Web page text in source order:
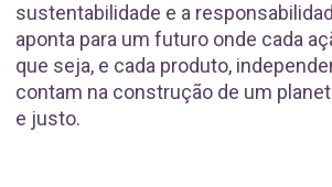
sustentabilidade e a
aponta para um futuro onde cada
que seja, e cada produto,
contam na construção de um
e justo.